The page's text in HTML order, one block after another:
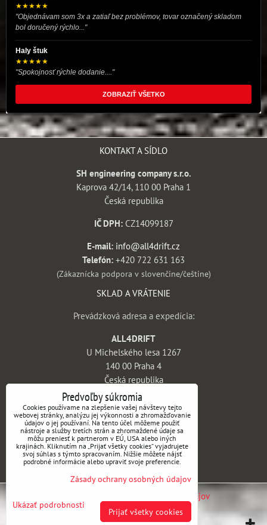
★★★★★
"Objednávam som 3x a zatiaľ bez problémov, tovar označený skladom
bol doručený rýchlo..."
Haly štuk
★★★★★
"Spokojnosť rýchle dodanie...."
ZOBRAZIŤ VŠETKO
KONTAKT A SÍDLO
SH engineering company s.r.o.
Kaprova 42/14, 110 00 Praha 1
Česká republika
IČ DPH:CZ14099187
E-mail: info@all4drift.cz
Telefón: +420 722 631 163
(Zákaznícka podpora v slovenčine/češtine)
SKLAD A VRÁTENIE
Prevádzková adresa a expedícia:
ALL4DRIFT
U Michelského lesa 1267
140 00 Praha 4
Česká republika
INFORMÁCIE
Obchodné podmienky
Vrátenie tovaru a reklamácie
Doprava a platba
Kontakt
Zásady ochrany osobných údajov
Predvoľby súkromia
Cookies používame na zlepšenie vašej návštevy tejto
webovej stránky, analýzu jej výkonnosti a zhromažďovanie
údajov o jej používaní. Na tento účel môžeme použiť
nástroje a služby tretích strán a zhromaždené údaje sa
môžu preniesť k partnerom v EÚ, USA alebo iných
krajinách. Kliknutím na „Prijať všetky cookies“ vyjadrujete
svoj súhlas s týmto spracovaním. Nižšie môžete nájsť
podrobné informácie alebo upraviť svoje preferencie.
Zásady ochrany osobných údajov
Ukázať podrobnosti
Prijať všetky cookies